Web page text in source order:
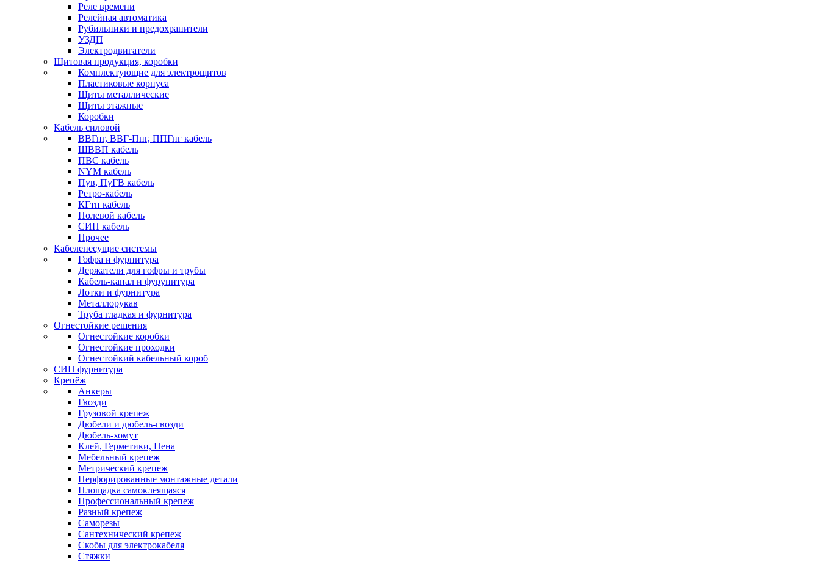
Реле времени
Релейная автоматика
Рубильники и предохранители
УЗДП
Электродвигатели
Щитовая продукция, коробки
Комплектующие для электрощитов
Пластиковые корпуса
Щиты металлические
Щиты этажные
Коробки
Кабель силовой
ВВГнг, ВВГ-Пнг, ППГнг кабель
ШВВП кабель
ПВС кабель
NYM кабель
Пув, ПуГВ кабель
Ретро-кабель
КГтп кабель
Полевой кабель
СИП кабель
Прочее
Кабеленесущие системы
Гофра и фурнитура
Держатели для гофры и трубы
Кабель-канал и фурунитура
Лотки и фурнитура
Металлорукав
Труба гладкая и фурнитура
Огнестойкие решения
Огнестойкие коробки
Огнестойкие проходки
Огнестойкий кабельный короб
СИП фурнитура
Крепёж
Анкеры
Гвозди
Грузовой крепеж
Дюбели и дюбель-гвозди
Дюбель-хомут
Клей, Герметики, Пена
Мебельный крепеж
Метрический крепеж
Перфорированные монтажные детали
Площадка самоклеящаяся
Профессиональный крепеж
Разный крепеж
Саморезы
Сантехнический крепеж
Скобы для электрокабеля
Стяжки